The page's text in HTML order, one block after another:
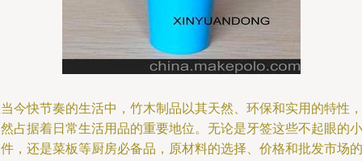
今快节奏的生活中，竹木制品以其天然、环保和实用的特性，
占据着日常生活用品的重要地位。无论是牙签这些不起眼的小
，还是菜板等厨房必备品，原材料的选择、价格和批发市场的